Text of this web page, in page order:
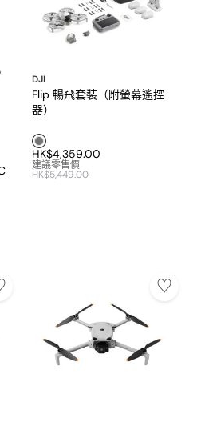
DJI
Flip 暢飛套裝（附螢幕遙控
器）
灰色3
HK$4,359.00
建議零售價
HK$5,449.00